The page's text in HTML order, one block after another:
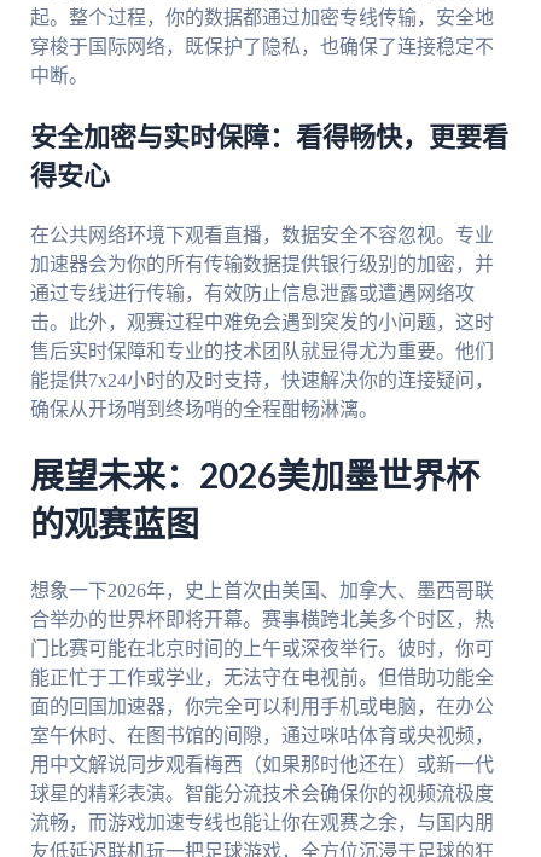
起。整个过程，你的数据都通过加密专线传输，安全地
穿梭于国际网络，既保护了隐私，也确保了连接稳定不
中断。
安全加密与实时保障：看得畅快，更要看
得安心
在公共网络环境下观看直播，数据安全不容忽视。专业
加速器会为你的所有传输数据提供银行级别的加密，并
通过专线进行传输，有效防止信息泄露或遭遇网络攻
击。此外，观赛过程中难免会遇到突发的小问题，这时
售后实时保障和专业的技术团队就显得尤为重要。他们
能提供7x24小时的及时支持，快速解决你的连接疑问，
确保从开场哨到终场哨的全程酣畅淋漓。
展望未来：2026美加墨世界杯
的观赛蓝图
想象一下2026年，史上首次由美国、加拿大、墨西哥联
合举办的世界杯即将开幕。赛事横跨北美多个时区，热
门比赛可能在北京时间的上午或深夜举行。彼时，你可
能正忙于工作或学业，无法守在电视前。但借助功能全
面的回国加速器，你完全可以利用手机或电脑，在办公
室午休时、在图书馆的间隙，通过咪咕体育或央视频，
用中文解说同步观看梅西（如果那时他还在）或新一代
球星的精彩表演。智能分流技术会确保你的视频流极度
流畅，而游戏加速专线也能让你在观赛之余，与国内朋
友低延迟联机玩一把足球游戏，全方位沉浸于足球的狂